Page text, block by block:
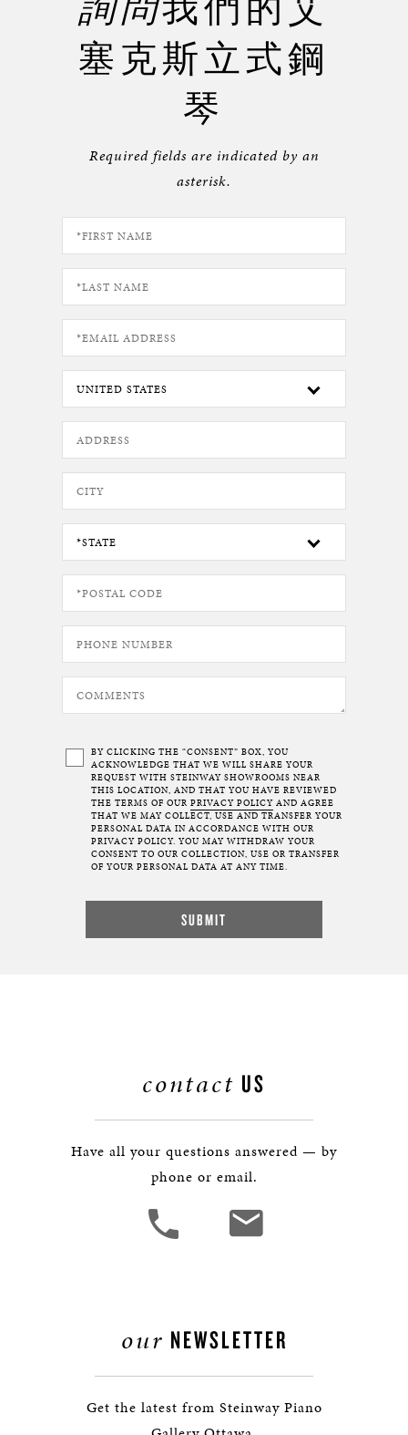
塞克斯立式鋼
琴
Required fields are indicated by an
asterisk.
BY CLICKING THE “CONSENT” BOX, YOU
ACKNOWLEDGE THAT WE WILL SHARE YOUR
REQUEST WITH STEINWAY SHOWROOMS NEAR
THIS LOCATION, AND THAT YOU HAVE REVIEWED
THE TERMS OF OUR PRIVACY POLICY AND AGREE
THAT WE MAY COLLECT, USE AND TRANSFER YOUR
PERSONAL DATA IN ACCORDANCE WITH OUR
PRIVACY POLICY. YOU MAY WITHDRAW YOUR
CONSENT TO OUR COLLECTION, USE OR TRANSFER
OF YOUR PERSONAL DATA AT ANY TIME.
contact US
Have all your questions answered — by
phone or email.
our NEWSLETTER
Get the latest from Steinway Piano